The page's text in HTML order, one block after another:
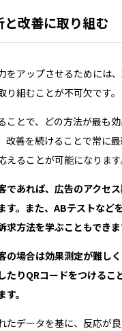
と改善に取り組む
をアップさせるためには
り組むことが不可欠です。
ことで、どの方法が最も
改善を続けることで常に最
えることが可能になります
であれば、広告のアクセ
す。また、ABテストなど
求方法を学ぶこともできま
の場合は効果測定が難し
たりQRコードをつけるこ
。
たデータを基に、反応が